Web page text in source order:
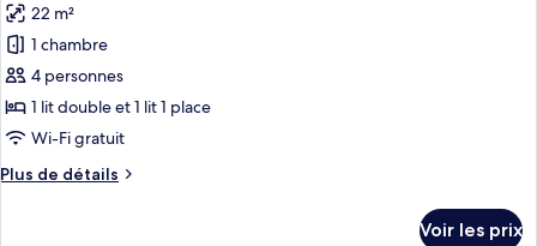
pas
de
fenêtre
Chambre
Économique,
lit
double,
pas
de
fenêtre
les
photos
pour
ce
type
chambre :
22 m²
1 chambre
4 personnes
1 lit double et 1 lit 1 place
Wi-Fi gratuit
Plus de détails
Plus
Voir les prix